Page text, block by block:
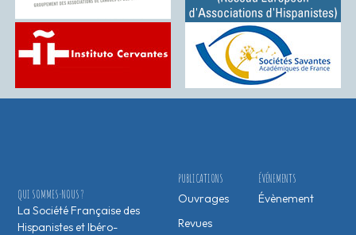
ÉVÉNEMENTS
Évènement
PUBLICATIONS
Ouvrages
Revues
QUI SOMMES-NOUS ?
La Société Française des
Hispanistes et Ibéro-